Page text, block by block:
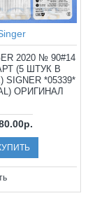
2020 № 90#14
(5 ШТУК В
*05339*
ОРИГИНАЛ